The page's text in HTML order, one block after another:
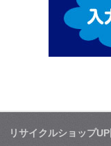
リサイクルショップ